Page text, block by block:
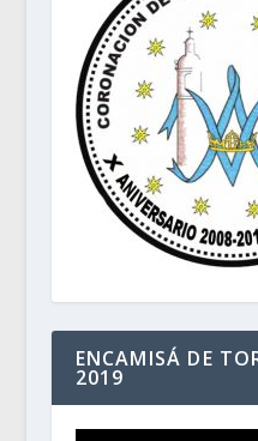
ENCAMISÁ DE
2019